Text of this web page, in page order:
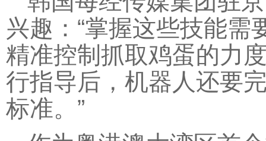
兴趣：“掌握这些技能需
精准控制抓取鸡蛋的力
行指导后，机器人还要
标准。”